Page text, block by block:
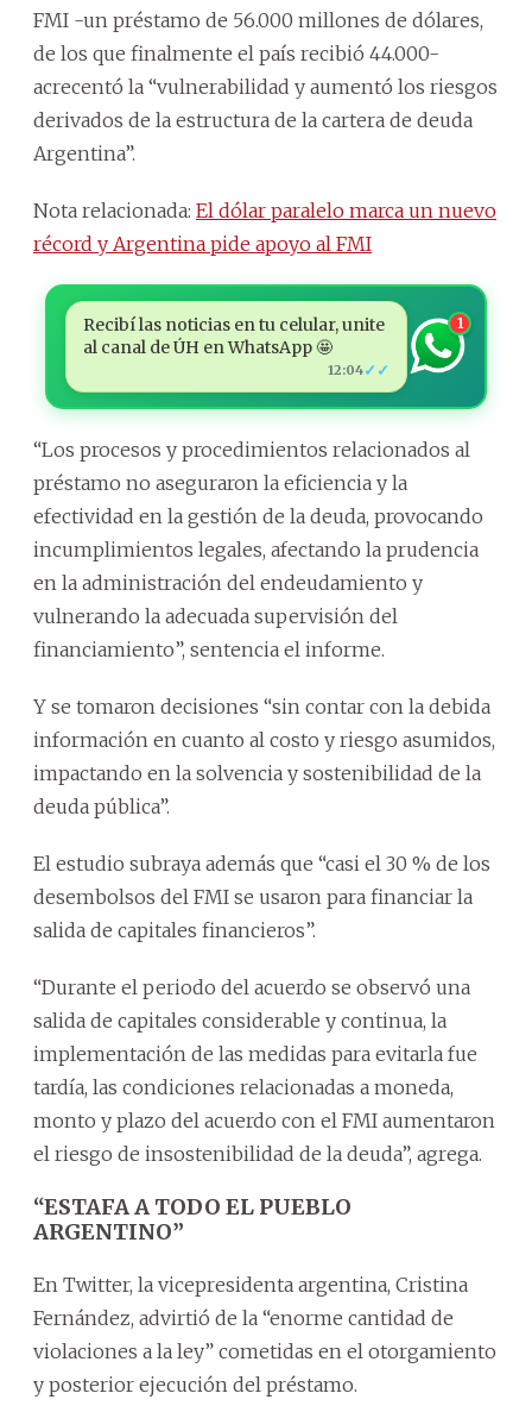
FMI -un préstamo de 56.000 millones de dólares,
de los que finalmente el país recibió 44.000-
acrecentó la “vulnerabilidad y aumentó los riesgos
derivados de la estructura de la cartera de deuda
Argentina”.
Nota relacionada: El dólar paralelo marca un nuevo
récord y Argentina pide apoyo al FMI
Recibí las noticias en tu celular, unite
al canal de ÚH en WhatsApp 🤩
12:04✓✓
1
“Los procesos y procedimientos relacionados al
préstamo no aseguraron la eficiencia y la
efectividad en la gestión de la deuda, provocando
incumplimientos legales, afectando la prudencia
en la administración del endeudamiento y
vulnerando la adecuada supervisión del
financiamiento”, sentencia el informe.
Y se tomaron decisiones “sin contar con la debida
información en cuanto al costo y riesgo asumidos,
impactando en la solvencia y sostenibilidad de la
deuda pública”.
El estudio subraya además que “casi el 30 % de los
desembolsos del FMI se usaron para financiar la
salida de capitales financieros”.
“Durante el periodo del acuerdo se observó una
salida de capitales considerable y continua, la
implementación de las medidas para evitarla fue
tardía, las condiciones relacionadas a moneda,
monto y plazo del acuerdo con el FMI aumentaron
el riesgo de insostenibilidad de la deuda”, agrega.
“ESTAFA A TODO EL PUEBLO
ARGENTINO”
En Twitter, la vicepresidenta argentina, Cristina
Fernández, advirtió de la “enorme cantidad de
violaciones a la ley” cometidas en el otorgamiento
y posterior ejecución del préstamo.